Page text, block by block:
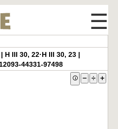
☰
III 30, 22·H III 30, 23 |
44331-97498